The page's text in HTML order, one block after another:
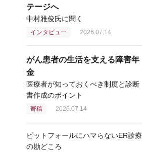
テージへ
中村雅俊氏に聞く
インタビュー 2026.07.14
がん患者の生活を支える障害年
金
医療者が知っておくべき制度と診断
書作成のポイント
寄稿 2026.07.14
ピットフォールにハマらないER診療
の勘どころ